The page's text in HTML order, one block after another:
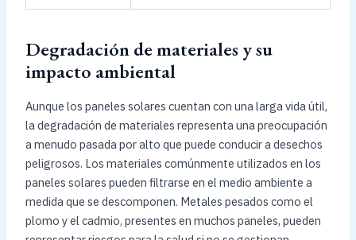
Degradación de materiales y su
impacto ambiental
Aunque los paneles solares cuentan con una larga vida útil,
la degradación de materiales representa una preocupación
a menudo pasada por alto que puede conducir a desechos
peligrosos. Los materiales comúnmente utilizados en los
paneles solares pueden filtrarse en el medio ambiente a
medida que se descomponen. Metales pesados como el
plomo y el cadmio, presentes en muchos paneles, pueden